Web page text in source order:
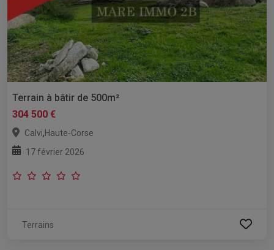
Terrain à bâtir de 500m²
304 500 €
Calvi,Haute-Corse
17 février 2026
Terrains